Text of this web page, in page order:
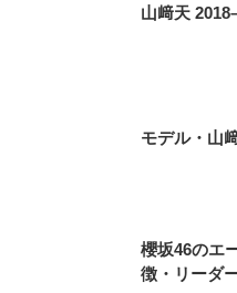
山﨑天
モデル・山
櫻坂46のエ
徴・リーダ